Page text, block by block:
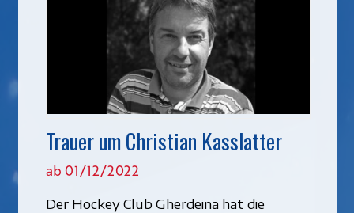
Trauer um Christian Kasslatter
ab 01/12/2022
Der Hockey Club Gherdëina hat die